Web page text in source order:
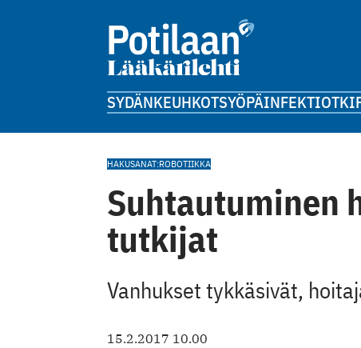
SYDÄNKEUHKOTSYÖPÄINFEKTIOT
HAKUSANAT:ROBOTIIKKA
Suhtautuminen
tutkijat
Vanhukset tykkäsivät,
15.2.2017 10.00